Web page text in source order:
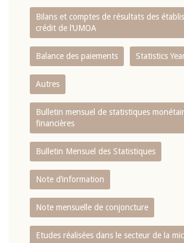
Bilans et comptes de résultats des
crédit de l‘UMOA
Balance des paiements Statistics
Autres
Bulletin mensuel de statistiques
financières
Bulletin Mensuel des Statistiques
Note d’information
Note mensuelle de conjoncture
Etudes réalisées dans le secteur de la